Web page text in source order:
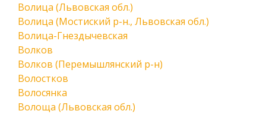
Волица (Львовская обл.)
Волица (Мостиский р-н., Львовская обл.)
Волица-Гнездычевская
Волков
Волков (Перемышлянский р-н)
Волостков
Волосянка
Волоща (Львовская обл.)